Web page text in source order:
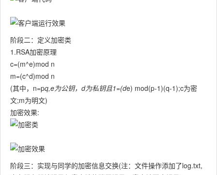
阶段二：定义加密类
1.RSA加密原理
c=(m^e)mod n
m=(c^d)mod n
(其中，n=pq,e为公钥，d为私钥且1=(de) mod(p-1)(q-1);c为密
文;m为明文)
加密效果:
阶段三：实现与同学的加密信息交换(注：文件操作添加了log.txt,